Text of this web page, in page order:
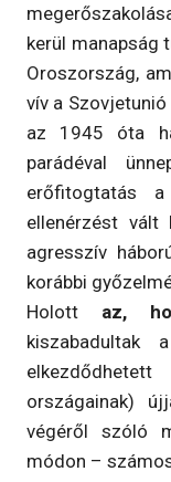
kerül manapság
Oroszország,
vív a
az 1945 óta
parádéval
erőfitogtatás a
ellenérzést vált
agresszív
korábbi
Holott az,
kiszabadultak
országainak)
végéről szóló
módon –